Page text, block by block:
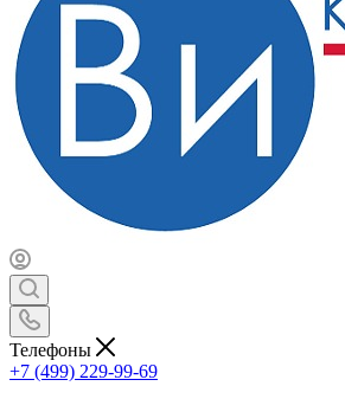
Телефоны
+7 (499) 229-99-69